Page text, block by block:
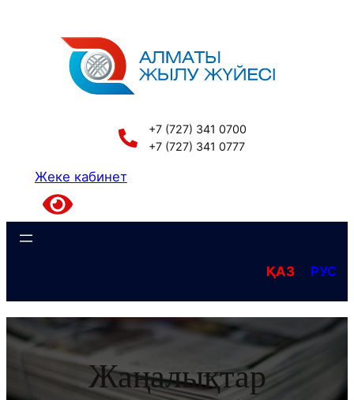
содержимому
+7 (727) 341 0700
+7 (727) 341 0777
Жеке кабинет
ҚАЗ РУС
Жаңалықтар